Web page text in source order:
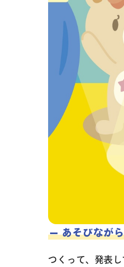
— あそびなが
つくって、発表